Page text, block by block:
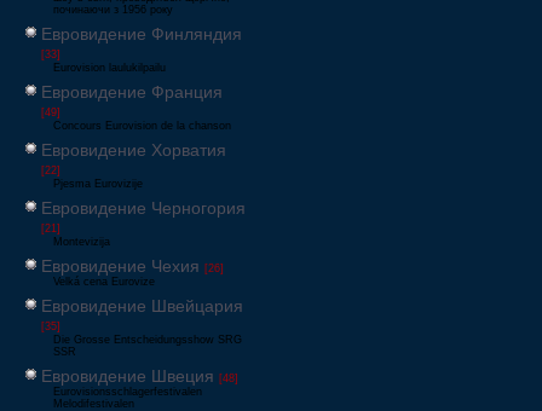
починаючи з 1956 року
Евровидение Финляндия
[33]
Eurovision laulukilpailu
Евровидение Франция
[49]
Concours Eurovision de la chanson
Евровидение Хорватия
[22]
Pjesma Eurovizije
Евровидение Черногория
[21]
Montevizija
Евровидение Чехия [26]
Velká cena Eurovize
Евровидение Швейцария
[35]
Die Grosse Entscheidungsshow SRG
SSR
Евровидение Швеция [48]
Eurovisionsschlagerfestivalen
Melodifestivalen